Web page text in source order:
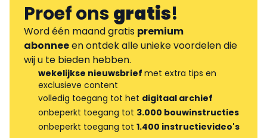
Proef onsgratis!
Word één maand gratis premium
abonneeen ontdek alle unieke voordelen die
wij u te bieden hebben.
wekelijkse nieuwsbrief met extra tips en
exclusieve content
volledig toegang tot het digitaal archief
onbeperkt toegang tot 3.000 bouwinstructies
onbeperkt toegang tot 1.400 instructievideo's